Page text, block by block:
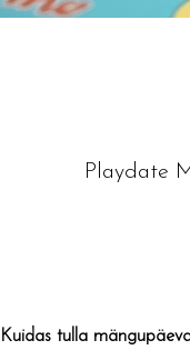
Playdate
Kuidas tulla